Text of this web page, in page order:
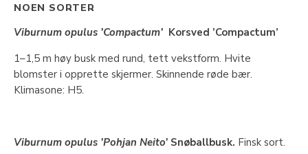
NOEN SORTER
Viburnum opulus ’Compactum’ Korsved ’Compactum’
1–1,5 m høy busk med rund, tett vekstform. Hvite
blomster i opprette skjermer. Skinnende røde bær.
Klimasone: H5.
Viburnum opulus ’Pohjan Neito’ Snøballbusk. Finsk sort.